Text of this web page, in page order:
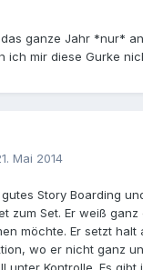
ganze Jahr *nur*
ich mir diese Gurke
Mai 2014
Story Boarding
zum Set. Er weiß
möchte. Er setzt halt
wo er nicht ganz